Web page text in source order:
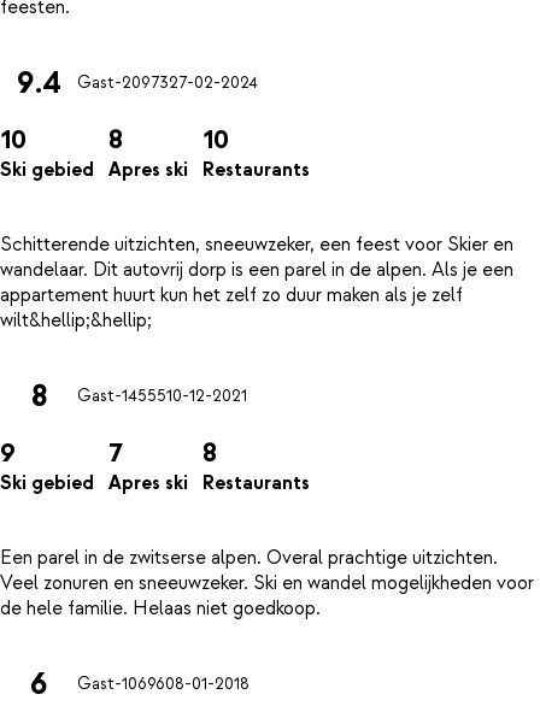
9.4 Gast-2097327-02-2024
10
Ski gebied
8
Apres ski
10
Restaurants
Schitterende uitzichten, sneeuwzeker, een feest voor Skier en
wandelaar. Dit autovrij dorp is een parel in de alpen. Als je een
appartement huurt kun het zelf zo duur maken als je zelf
8 Gast-1455510-12-2021
9
Ski gebied
7
Apres ski
8
Restaurants
Een parel in de zwitserse alpen. Overal prachtige uitzichten.
Veel zonuren en sneeuwzeker. Ski en wandel mogelijkheden voor
6 Gast-1069608-01-2018